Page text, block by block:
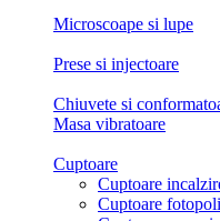
Microscoape si lupe
Prese si injectoare
Chiuvete si
Masa vibratoare
Cuptoare
Cuptoare
Cuptoare